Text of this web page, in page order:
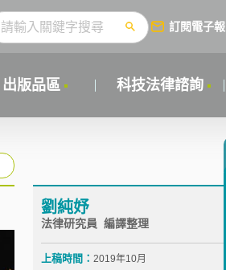
訂閱電子報
出版品區 科技法律諮詢
劉純妤
法律研究員 編譯整理
上稿時間： 2019年10月